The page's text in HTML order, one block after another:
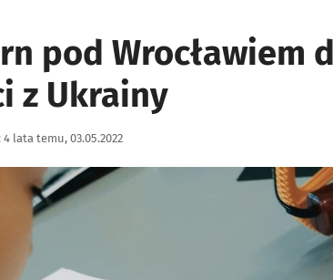
pod Wrocławiem
z Ukrainy
4 lata temu, 03.05.2022